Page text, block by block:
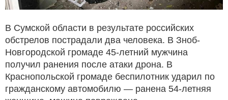
В Сумской области в результате российских
обстрелов пострадали два человека. В Зноб-
Новгородской громаде 45-летний мужчина
получил ранения после атаки дрона. В
Краснопольской громаде беспилотник ударил по
гражданскому автомобилю — ранена 54-летняя